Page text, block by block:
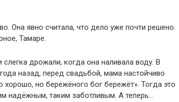
Она явно считала, что дело уже почти решено.
Тамаре.
дрожали, когда она наливала воду. В
назад, перед свадьбой, мама настойчиво
но бережёного бог бережёт». Тогда это
надёжным, таким заботливым. А теперь…